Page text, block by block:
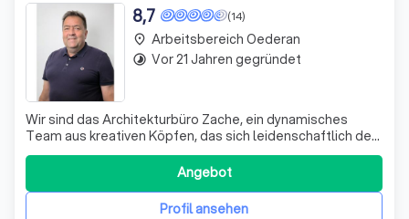
(14)
8,7
Wir sind das Architekturbüro Zache, ein dynamisches
Team aus kreativen Köpfen, das sich leidenschaftlich der
Architektur und Energieeffizienz widmet. Mit modernster
CAD-Software gestalten wir individuelle Lösungen, die
sowohl ästhetisch ansprechend als auch funktional sind.
Unsere Projekte reichen vProfil ansehen
Angebot
place Arbeitsbereich Oederan
timelapse Vor 21 Jahren gegründet